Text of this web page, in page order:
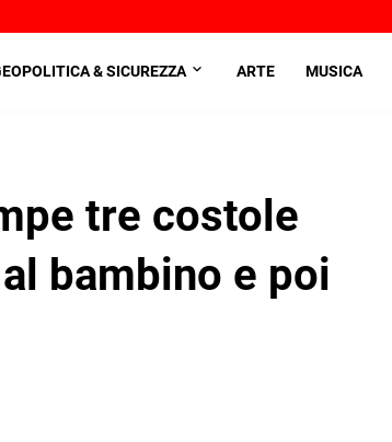
& SICUREZZA ARTE MUSICA
tre costole
bambino e poi